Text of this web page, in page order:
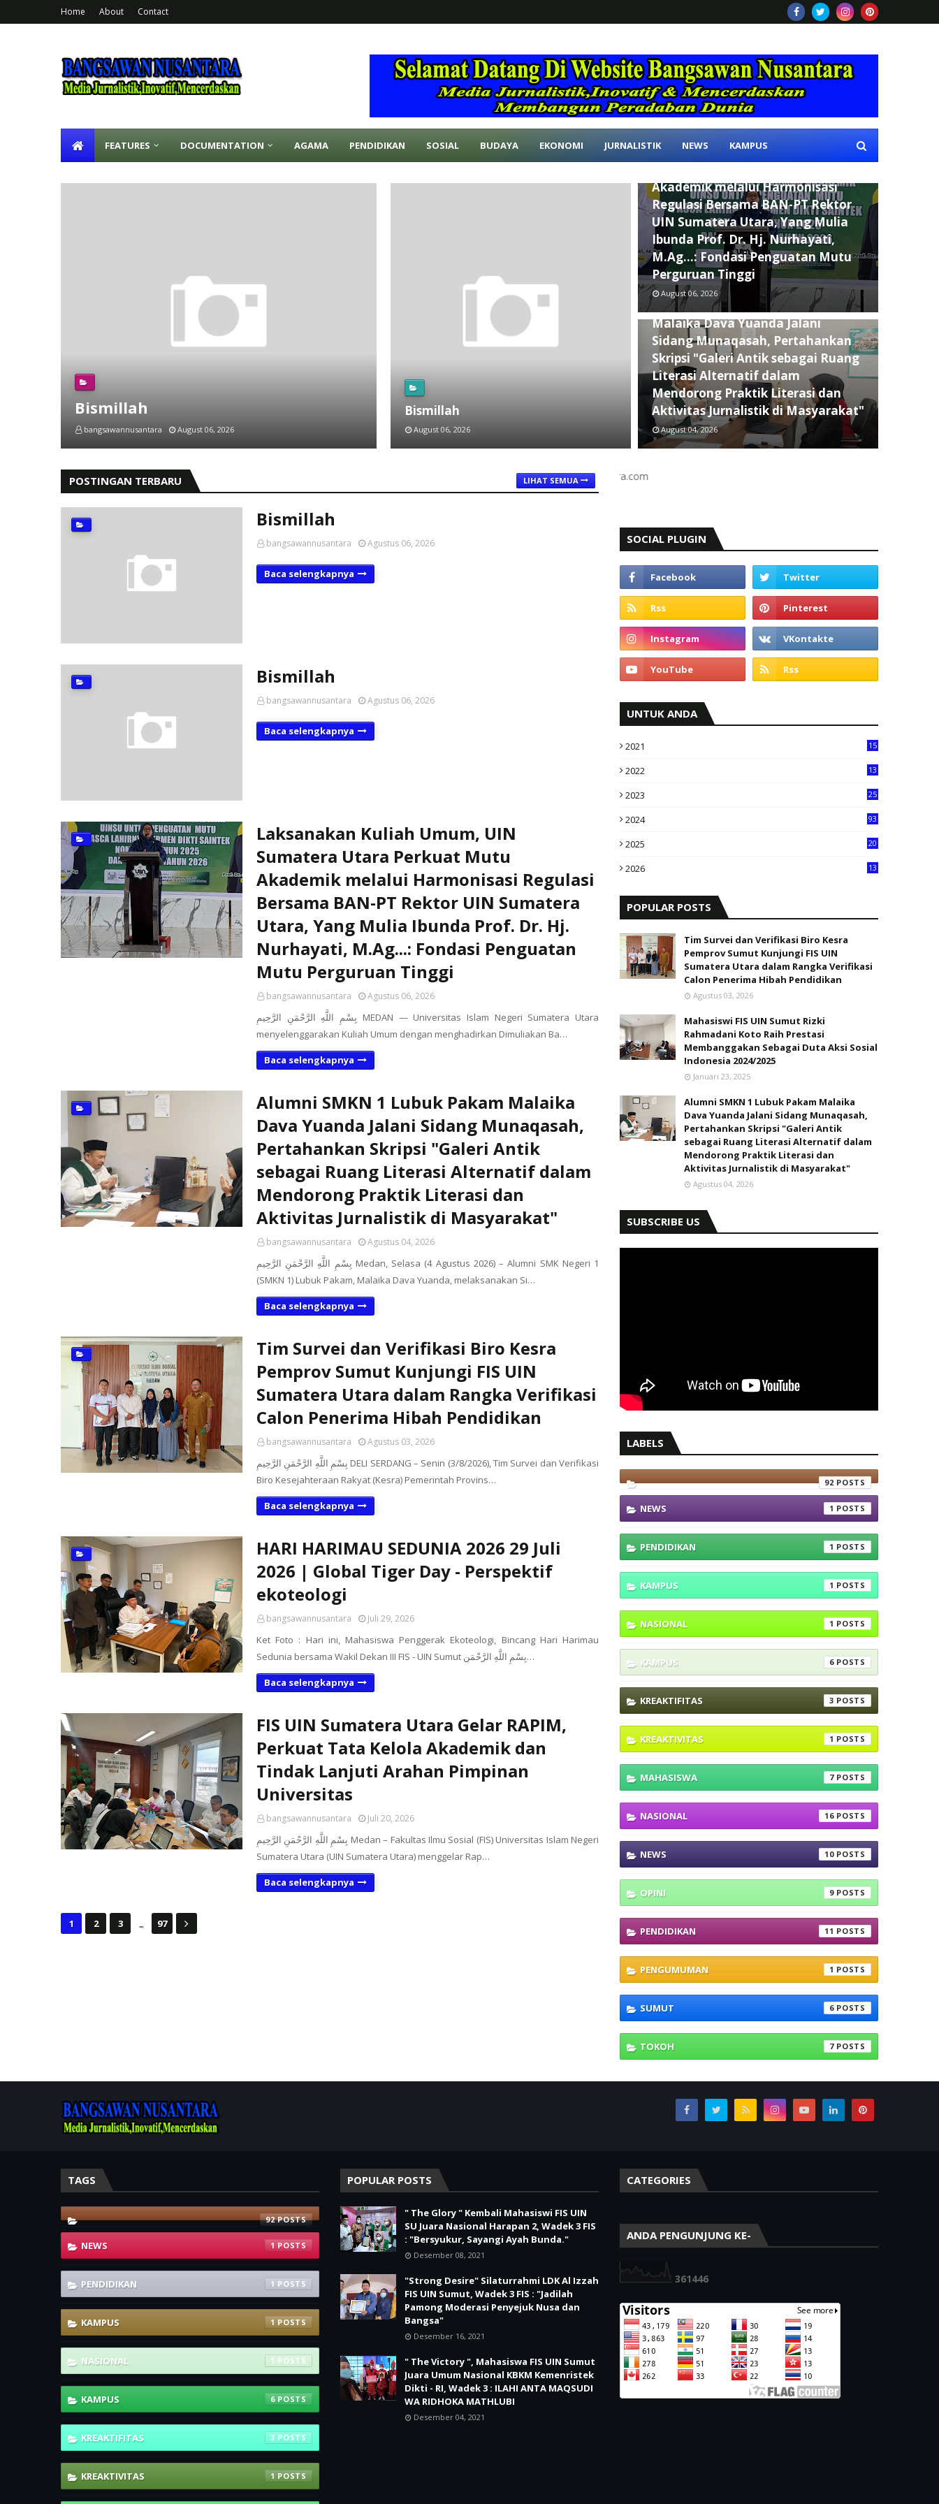
Home About Contact
FEATURES DOCUMENTATION AGAMA PENDIDIKAN SOSIAL BUDAYA EKONOMI JURNALISTIK NEWS KAMPUS
Bismillah
bangsawannusantara August 06, 2026
Bismillah
August 06, 2026
Laksanakan Kuliah Umum, UIN
Akademik melalui Harmonisasi
Regulasi Bersama BAN-PT Rektor
UIN Sumatera Utara, Yang Mulia
Ibunda Prof. Dr. Hj. Nurhayati,
M.Ag...: Fondasi Penguatan Mutu
Perguruan Tinggi
August 06, 2026
Alumni SMKN 1 Lubuk Pakam
Malaika Dava Yuanda Jalani
Sidang Munaqasah, Pertahankan
Skripsi "Galeri Antik sebagai Ruang
Literasi Alternatif dalam
Mendorong Praktik Literasi dan
Aktivitas Jurnalistik di Masyarakat"
August 04, 2026
POSTINGAN TERBARU LIHAT SEMUA
Bismillah
bangsawannusantara Agustus 06, 2026
Baca selengkapnya
Bismillah
bangsawannusantara Agustus 06, 2026
Baca selengkapnya
Laksanakan Kuliah Umum, UIN
Sumatera Utara Perkuat Mutu
Akademik melalui Harmonisasi Regulasi
Bersama BAN-PT Rektor UIN Sumatera
Utara, Yang Mulia Ibunda Prof. Dr. Hj.
Nurhayati, M.Ag...: Fondasi Penguatan
Mutu Perguruan Tinggi
bangsawannusantara Agustus 06, 2026
بِسْمِ اللَّهِ الرَّحْمَنِ الرَّحِيمِ ​MEDAN — Universitas Islam Negeri Sumatera Utara
menyelenggarakan Kuliah Umum dengan menghadirkan Dimuliakan Ba…
Baca selengkapnya
Alumni SMKN 1 Lubuk Pakam Malaika
Dava Yuanda Jalani Sidang Munaqasah,
Pertahankan Skripsi "Galeri Antik
sebagai Ruang Literasi Alternatif dalam
Mendorong Praktik Literasi dan
Aktivitas Jurnalistik di Masyarakat"
bangsawannusantara Agustus 04, 2026
بِسْمِ اللَّهِ الرَّحْمَنِ الرَّحِيمِ Medan, Selasa (4 Agustus 2026) – Alumni SMK Negeri 1
(SMKN 1) Lubuk Pakam, Malaika Dava Yuanda, melaksanakan Si…
Baca selengkapnya
Tim Survei dan Verifikasi Biro Kesra
Pemprov Sumut Kunjungi FIS UIN
Sumatera Utara dalam Rangka Verifikasi
Calon Penerima Hibah Pendidikan
bangsawannusantara Agustus 03, 2026
بِسْمِ اللَّهِ الرَّحْمَنِ الرَّحِيمِ DELI SERDANG – Senin (3/8/2026), Tim Survei dan Verifikasi
Biro Kesejahteraan Rakyat (Kesra) Pemerintah Provins…
Baca selengkapnya
HARI HARIMAU SEDUNIA 2026 29 Juli
2026 | Global Tiger Day - Perspektif
ekoteologi
bangsawannusantara Juli 29, 2026
Ket Foto : Hari ini, Mahasiswa Penggerak Ekoteologi, Bincang Hari Harimau
Sedunia bersama Wakil Dekan III FIS - UIN Sumut بِسْمِ اللَّهِ الرَّحْمَن…
Baca selengkapnya
FIS UIN Sumatera Utara Gelar RAPIM,
Perkuat Tata Kelola Akademik dan
Tindak Lanjuti Arahan Pimpinan
Universitas
bangsawannusantara Juli 20, 2026
بِسْمِ اللَّهِ الرَّحْمَنِ الرَّحِيمِ Medan – Fakultas Ilmu Sosial (FIS) Universitas Islam Negeri
Sumatera Utara (UIN Sumatera Utara) menggelar Rap…
Baca selengkapnya
1 2 3 ... 97
SOCIAL PLUGIN
UNTUK ANDA
2021 15
2022 13
2023 25
2024 93
2025
20
2026
13
POPULAR POSTS
Tim Survei dan Verifikasi Biro Kesra
Pemprov Sumut Kunjungi FIS UIN
Sumatera Utara dalam Rangka Verifikasi
Calon Penerima Hibah Pendidikan
Agustus 03, 2026
Mahasiswi FIS UIN Sumut Rizki
Rahmadani Koto Raih Prestasi
Membanggakan Sebagai Duta Aksi Sosial
Indonesia 2024/2025
Januari 23, 2025
Alumni SMKN 1 Lubuk Pakam Malaika
Dava Yuanda Jalani Sidang Munaqasah,
Pertahankan Skripsi "Galeri Antik
sebagai Ruang Literasi Alternatif dalam
Mendorong Praktik Literasi dan
Aktivitas Jurnalistik di Masyarakat"
Agustus 04, 2026
SUBSCRIBE US
LABELS
92
NEWS 1
PENDIDIKAN 1
KAMPUS 1
NASIONAL 1
KAMPUS 6
KREAKTIFITAS 3
KREAKTIVITAS 1
MAHASISWA 7
NASIONAL 16
NEWS 10
OPINI 9
PENDIDIKAN 11
PENGUMUMAN 1
SUMUT 6
TOKOH 7
TAGS
92
NEWS 1
PENDIDIKAN 1
KAMPUS 1
NASIONAL 1
KAMPUS 6
KREAKTIFITAS 3
KREAKTIVITAS 1
POPULAR POSTS
" The Glory " Kembali Mahasiswi FIS UIN
SU Juara Nasional Harapan 2, Wadek 3 FIS
: "Bersyukur, Sayangi Ayah Bunda."
Desember 08, 2021
"Strong Desire" Silaturrahmi LDK Al Izzah
FIS UIN Sumut, Wadek 3 FIS : "Jadilah
Pamong Moderasi Penyejuk Nusa dan
Bangsa"
Desember 16, 2021
" The Victory ", Mahasiswa FIS UIN Sumut
Juara Umum Nasional KBKM Kemenristek
Dikti - RI, Wadek 3 : ILAHI ANTA MAQSUDI
WA RIDHOKA MATHLUBI
Desember 04, 2021
CATEGORIES
ANDA PENGUNJUNG KE-
361446